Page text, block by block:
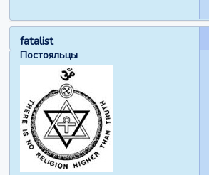
fatalist
Постояльцы